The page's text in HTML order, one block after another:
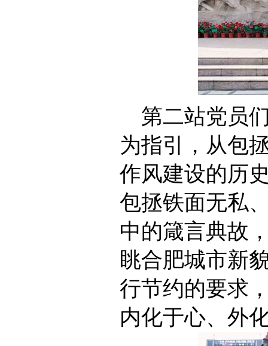
第二站党员
为指引，从包
作风建设的历
包拯铁面无私
中的箴言典故
眺合肥城市新
行节约的要求
内化于心、外